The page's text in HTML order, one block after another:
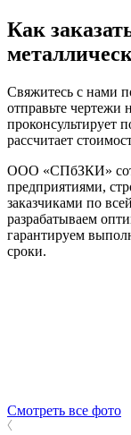
Как
Свяжитесь с нами
отправьте чертежи
проконсультирует
рассчитает
ООО «СПбЗКИ»
предприятиями,
заказчиками по
разрабатываем
гарантируем
сроки.
Смотреть все фото